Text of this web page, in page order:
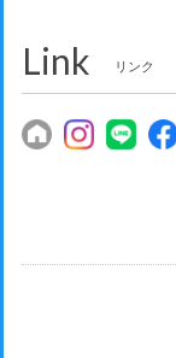
Link リンク